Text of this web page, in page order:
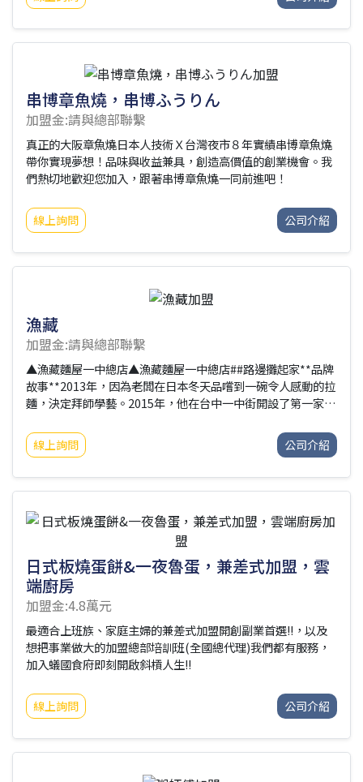
串博章魚燒，串博ふうりん
加盟金:請與總部聯繫
真正的大阪章魚燒日本人技術Ｘ台灣夜市８年實績串博章魚燒
帶你實現夢想！品味與收益兼具，創造高價值的創業機會。我
們熱切地歡迎您加入，跟著串博章魚燒一同前進吧！
線上詢問 公司介紹
漁藏
加盟金:請與總部聯繫
▲漁藏麵屋一中總店▲漁藏麵屋一中總店##路邊攤起家**品牌
故事**2013年，因為老闆在日本冬天品嚐到一碗令人感動的拉
麵，決定拜師學藝。2015年，他在台中一中街開設了第一家創
成為一中商圈的熱門拉麵店。2016年，我們在逢甲開設了巴士
拉麵，結合特色創意，讓消費者在享用拉麵的同時，也能感受
市場邀約，在杭州開設加盟分公司。2019年，榮幸地接受東森
爆發，我們迅速研發線上外帶包烏龍麵，受到消費者的喜愛，
方便又衛生，網路訂單一度供不應
線上詢問 公司介紹
日式板燒蛋餅&一夜魯蛋，兼差式加盟，雲
端廚房
加盟金:4.8萬元
最適合上班族、家庭主婦的兼差式加盟開創副業首選!!，以及
想把事業做大的加盟總部培訓班(全國總代理)我們都有服務，
加入蟻國食府即刻開啟斜槓人生!!
線上詢問 公司介紹